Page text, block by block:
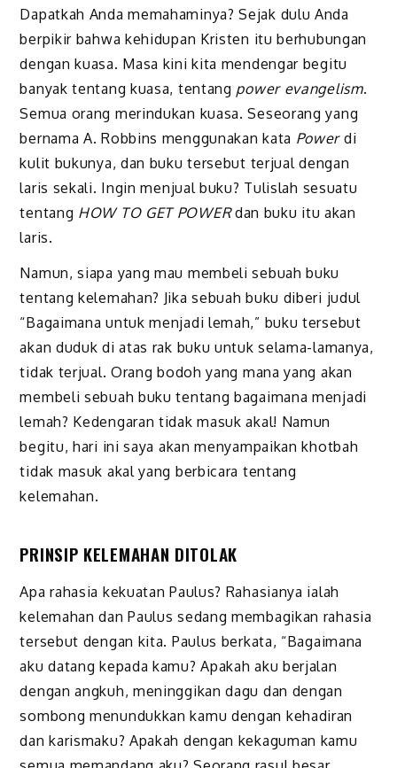
Dapatkah Anda memahaminya? Sejak dulu Anda
berpikir bahwa kehidupan Kristen itu berhubungan
dengan kuasa. Masa kini kita mendengar begitu
banyak tentang kuasa, tentang power evangelism.
Semua orang merindukan kuasa. Seseorang yang
bernama A. Robbins menggunakan kata Powerdi
kulit bukunya, dan buku tersebut terjual dengan
laris sekali. Ingin menjual buku? Tulislah sesuatu
tentang HOW TO GET POWERdan buku itu akan
laris.
Namun, siapa yang mau membeli sebuah buku
tentang kelemahan? Jika sebuah buku diberi judul
“Bagaimana untuk menjadi lemah,” buku tersebut
akan duduk di atas rak buku untuk selama-lamanya,
tidak terjual. Orang bodoh yang mana yang akan
membeli sebuah buku tentang bagaimana menjadi
lemah? Kedengaran tidak masuk akal! Namun
begitu, hari ini saya akan menyampaikan khotbah
tidak masuk akal yang berbicara tentang
kelemahan.
PRINSIP KELEMAHAN DITOLAK
Apa rahasia kekuatan Paulus? Rahasianya ialah
kelemahan dan Paulus sedang membagikan rahasia
tersebut dengan kita. Paulus berkata, “Bagaimana
aku datang kepada kamu? Apakah aku berjalan
dengan angkuh, meninggikan dagu dan dengan
sombong menundukkan kamu dengan kehadiran
dan karismaku? Apakah dengan kekaguman kamu